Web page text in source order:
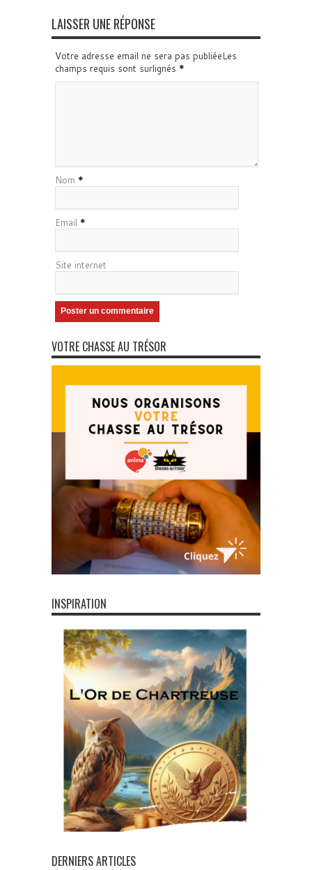
LAISSER UNE RÉPONSE
Votre adresse email ne sera pas publiéeLes
champs requis sont surlignés *
Nom *
Email *
Site internet
VOTRE CHASSE AU TRÉSOR
INSPIRATION
DERNIERS ARTICLES